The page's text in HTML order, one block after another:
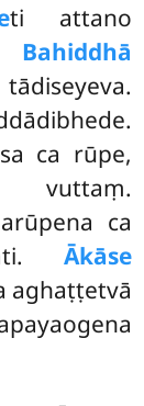
ti attano
Bahiddhā
ca rūpe,
vuttaṃ.
ca
Ākāse
aghaṭṭetvā